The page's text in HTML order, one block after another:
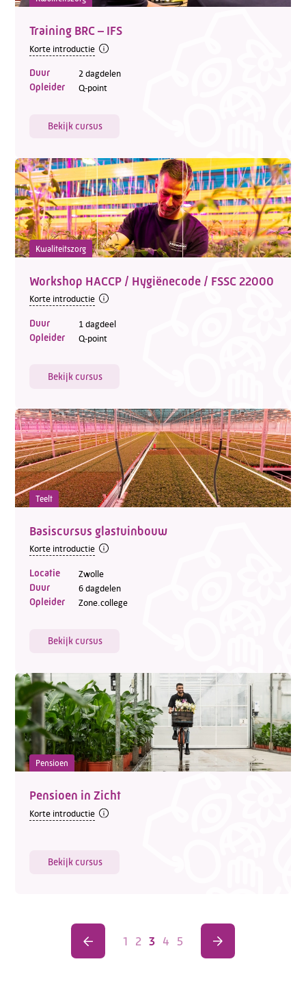
Training BRC – IFS
Korte introductie
Duur 2 dagdelen
Opleider Q-point
Bekijk cursus
Kwaliteitszorg
Workshop HACCP / Hygiënecode / FSSC 22000
Korte introductie
Duur 1 dagdeel
Opleider Q-point
Bekijk cursus
Teelt
Basiscursus glastuinbouw
Korte introductie
Locatie Zwolle
Duur 6 dagdelen
Opleider Zone.college
Bekijk cursus
Pensioen
Pensioen in Zicht
Korte introductie
Bekijk cursus
1 2 3 4 5